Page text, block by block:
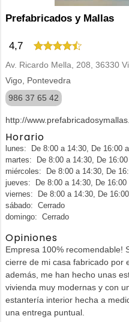
Prefabricados y Mallas
4,7
Av. Ricardo Mella, 208, 36330
Vigo, Pontevedra
986 37 65 42
http://
Horario
lunes: De 8:00 a 14:30, De 16:00
martes: De 8:00 a 14:30, De
miércoles: De 8:00 a 14:30, De
jueves: De 8:00 a 14:30, De 16:00
viernes: De 8:00 a 14:30, De
sábado: Cerrado
domingo: Cerrado
Opiniones
Empresa 100% recomendable!
cierre de mi casa fabricado por
además, me han hecho unas
vivienda muy modernas y con
estantería interior hecha a
una entrega puntual.